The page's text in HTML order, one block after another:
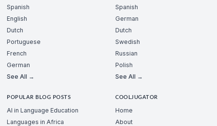
Spanish
English
Dutch
Portuguese
French
German
See All →
Spanish
German
Dutch
Swedish
Russian
Polish
See All →
POPULAR BLOG POSTS
AI in Language Education
Languages in Africa
COOLJUGATOR
Home
About